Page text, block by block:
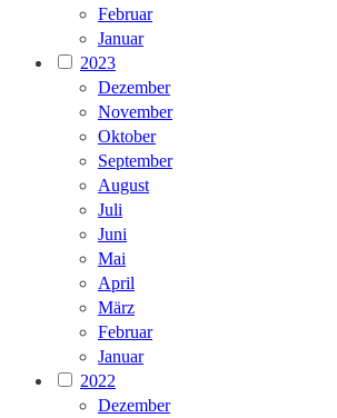
Februar
Januar
2023
Dezember
November
Oktober
September
August
Juli
Juni
Mai
April
März
Februar
Januar
2022
Dezember